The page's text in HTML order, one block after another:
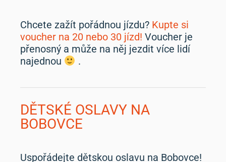
Chcete zažít pořádnou jízdu? Kupte si
voucher na 20 nebo 30 jízd! Voucher je
přenosný a může na něj jezdit více lidí
najednou
.
DĚTSKÉ OSLAVY NA
BOBOVCE
Uspořádejte dětskou oslavu na Bobovce!